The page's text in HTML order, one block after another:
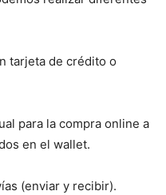
tarjeta de crédito o
para la compra online a
en el wallet.
(enviar y recibir).